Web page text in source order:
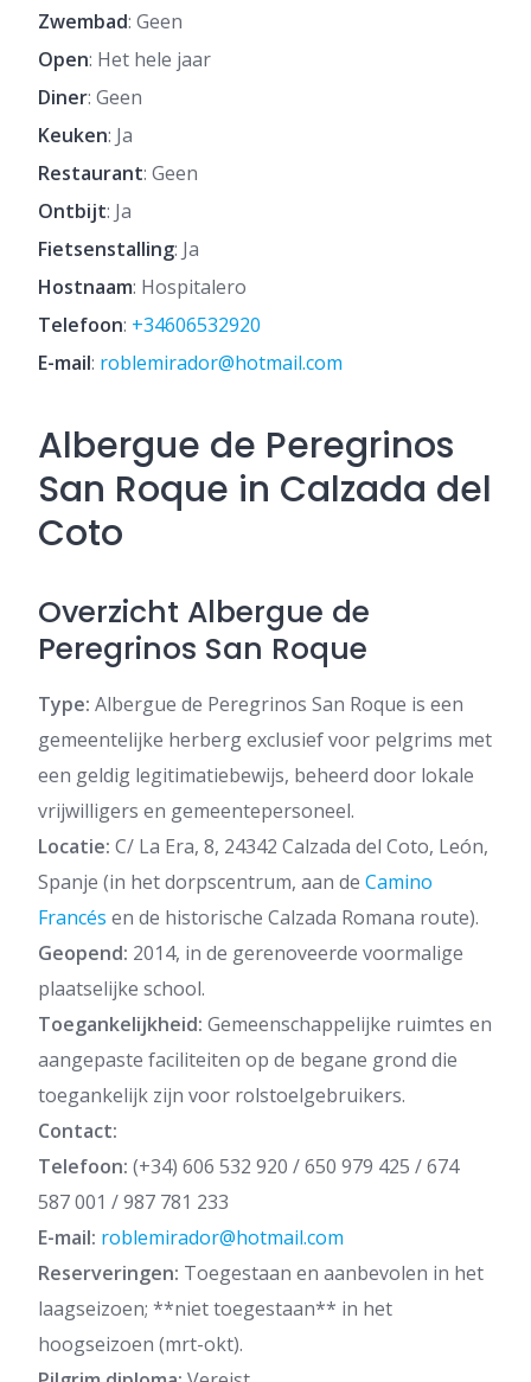
Zwembad: Geen
Open: Het hele jaar
Diner: Geen
Keuken: Ja
Restaurant: Geen
Ontbijt: Ja
Fietsenstalling: Ja
Hostnaam: Hospitalero
Telefoon: +34606532920
E-mail: roblemirador@hotmail.com
Albergue de Peregrinos
San Roque in Calzada del
Coto
Overzicht Albergue de
Peregrinos San Roque
Type: Albergue de Peregrinos San Roque is een
gemeentelijke herberg exclusief voor pelgrims met
een geldig legitimatiebewijs, beheerd door lokale
vrijwilligers en gemeentepersoneel.
Locatie: C/ La Era, 8, 24342 Calzada del Coto, León,
Spanje (in het dorpscentrum, aan de Camino
Francés en de historische Calzada Romana route).
Geopend: 2014, in de gerenoveerde voormalige
plaatselijke school.
Toegankelijkheid: Gemeenschappelijke ruimtes en
aangepaste faciliteiten op de begane grond die
toegankelijk zijn voor rolstoelgebruikers.
Contact:
Telefoon: (+34) 606 532 920 / 650 979 425 / 674
587 001 / 987 781 233
E-mail: roblemirador@hotmail.com
Reserveringen: Toegestaan en aanbevolen in het
laagseizoen; **niet toegestaan** in het
hoogseizoen (mrt-okt).